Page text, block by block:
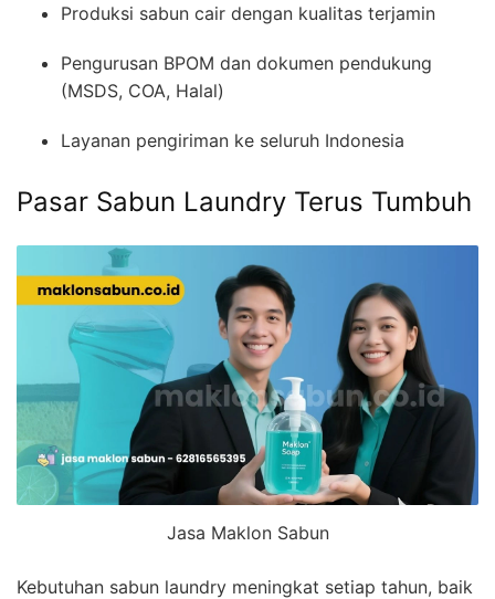
Produksi sabun cair dengan kualitas terjamin
Pengurusan BPOM dan dokumen pendukung
(MSDS, COA, Halal)
Layanan pengiriman ke seluruh Indonesia
Pasar Sabun Laundry Terus Tumbuh
Jasa Maklon Sabun
Kebutuhan sabun laundry meningkat setiap tahun, baik